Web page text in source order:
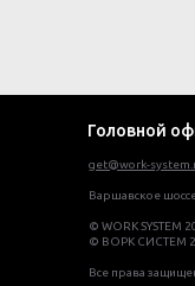
get@work-
Варшавское
© WORK SYSTEM
© ВОРК СИСТЕМ
Все права
Головной